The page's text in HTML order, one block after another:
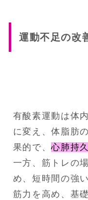
運動不足の改
有酸素運動は体
に変え、体脂肪
果的で、心肺持
一方、筋トレの
め、短時間の強
筋力を高め、基